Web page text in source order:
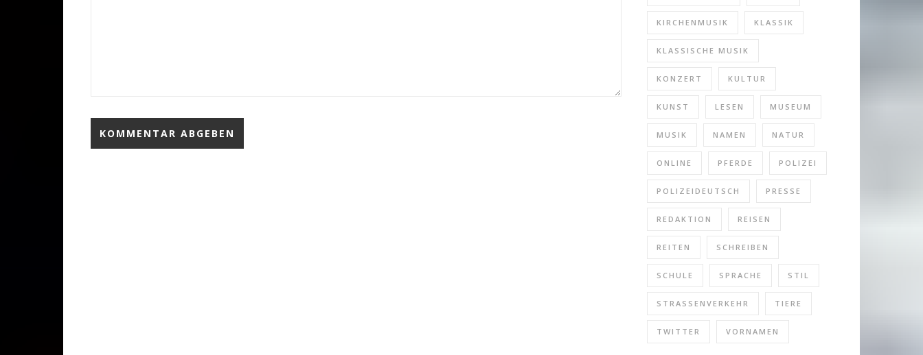
KIRCHENMUSIK KLASSIK
KLASSISCHE MUSIK
KONZERT KULTUR
KUNST LESEN MUSEUM
MUSIK NAMEN NATUR
ONLINE PFERDE POLIZEI
POLIZEIDEUTSCH PRESSE
REDAKTION REISEN
REITEN SCHREIBEN
SCHULE SPRACHE STIL
STRASSENVERKEHR TIERE
TWITTER VORNAMEN